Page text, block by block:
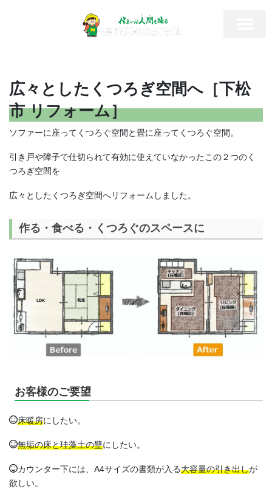
広々としたくつろぎ空間へ［下松
市 リフォーム］
ソファーに座ってくつろぐ空間と畳に座ってくつろぐ空間。
引き戸や障子で仕切られて有効に使えていなかったこの２つのく
つろぎ空間を
広々としたくつろぎ空間へリフォームしました。
作る・食べる・くつろぐのスペースに
お客様のご要望
床暖房にしたい。
無垢の床と珪藻土の壁にしたい。
カウンター下には、A4サイズの書類が入る大容量の引き出しが
欲しい。